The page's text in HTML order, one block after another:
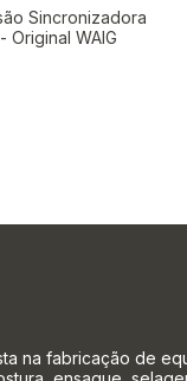
Sincronizadora
Original WAIG
na fabricação de